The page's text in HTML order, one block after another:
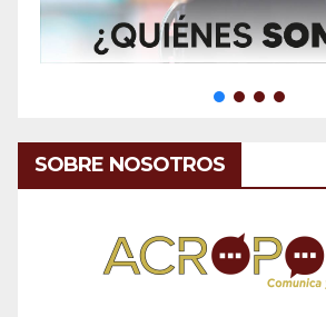
SOBRE NOSOTROS